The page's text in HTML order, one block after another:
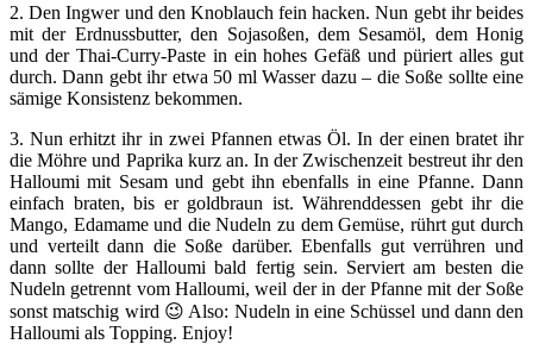
2. Den Ingwer und den Knoblauch fein hacken. Nun gebt ihr beides
mit der Erdnussbutter, den Sojasoßen, dem Sesamöl, dem Honig
und der Thai-Curry-Paste in ein hohes Gefäß und püriert alles gut
durch. Dann gebt ihr etwa 50 ml Wasser dazu – die Soße sollte eine
sämige Konsistenz bekommen.
3. Nun erhitzt ihr in zwei Pfannen etwas Öl. In der einen bratet ihr
die Möhre und Paprika kurz an. In der Zwischenzeit bestreut ihr den
Halloumi mit Sesam und gebt ihn ebenfalls in eine Pfanne. Dann
einfach braten, bis er goldbraun ist. Währenddessen gebt ihr die
Mango, Edamame und die Nudeln zu dem Gemüse, rührt gut durch
und verteilt dann die Soße darüber. Ebenfalls gut verrühren und
dann sollte der Halloumi bald fertig sein. Serviert am besten die
Nudeln getrennt vom Halloumi, weil der in der Pfanne mit der Soße
sonst matschig wird 😉 Also: Nudeln in eine Schüssel und dann den
Halloumi als Topping. Enjoy!